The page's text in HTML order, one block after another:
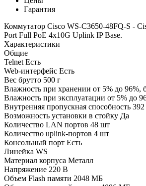
Гарантия
Коммутатор Cisco WS-C3650-48FQ-S -
Port Full PoE 4x10G Uplink IP Base.
Характеристики
Общие
Telnet Есть
Web-интерфейс Есть
Вес брутто 500 г
Влажность при хранении от 5% до 96%,
Влажность при эксплуатации от 5% до
Внутренняя пропускная способность
Возможность установки в стойку Да
Количество LAN портов 48 шт
Количество uplink-портов 4 шт
Консольный порт Есть
Линейка WS
Материал корпуса Металл
Напряжение 220 В
Объем Flash памяти 2048 МБ